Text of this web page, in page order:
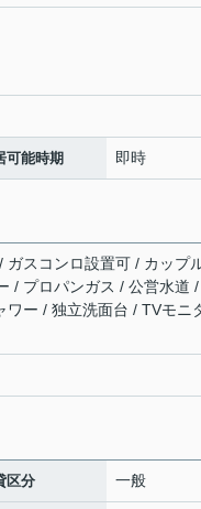
可能時期 即時
スコンロ設置可 / カップ
/ プロパンガス / 公営水道
ー / 独立洗面台 / TVモニ
区分 一般